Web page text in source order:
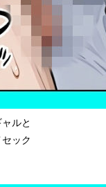
ルと
ック